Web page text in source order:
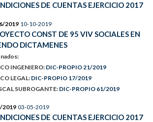
DE CUENTAS EJERCICIO 2017
2019 10-10-2019
CONST DE 95 VIV SOCIALES EN
DICTAMENES
INGENIERO:DIC-PROPIO 21/2019
LEGAL: DIC-PROPIO 17/2019
SUBROGANTE: DIC-PROPIO 61/2019
2019 03-05-2019
DE CUENTAS EJERCICIO 2017